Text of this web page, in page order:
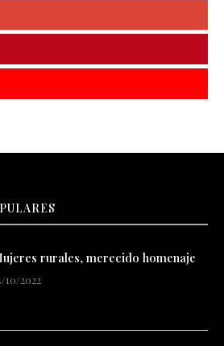
rurales, merecido homenaje
10/2022